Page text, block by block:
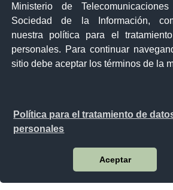
Ministerio de
Sociedad de la Información,
nuestra política para el
personales. Para continuar
sitio debe aceptar los términos de la
Política para el tratamiento de
personales
Aceptar
Ventanilla Única
Ventanilla Única de
Gobierno Abierto
Visor Ciudadano
Malecón y Aguirre
Guayaquil - Ecuador